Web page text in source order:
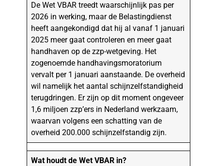
De Wet VBAR treedt waarschijnlijk pas per
2026 in werking, maar de Belastingdienst
heeft aangekondigd dat hij al vanaf 1 januari
2025 meer gaat controleren en meer gaat
handhaven op de zzp-wetgeving. Het
zogenoemde handhavingsmoratorium
vervalt per 1 januari aanstaande. De overheid
wil namelijk het aantal schijnzelfstandigheid
terugdringen. Er zijn op dit moment ongeveer
1,6 miljoen zzp’ers in Nederland werkzaam,
waarvan volgens een schatting van de
overheid 200.000 schijnzelfstandig zijn.
Wat houdt de Wet VBAR in?